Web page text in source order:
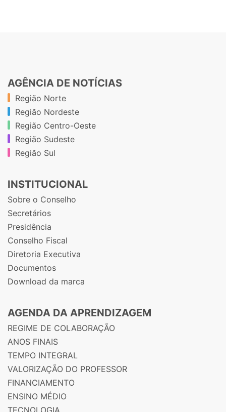
AGÊNCIA DE NOTÍCIAS
Região Norte
Região Nordeste
Região Centro-Oeste
Região Sudeste
Região Sul
INSTITUCIONAL
Sobre o Conselho
Secretários
Presidência
Conselho Fiscal
Diretoria Executiva
Documentos
Download da marca
AGENDA DA APRENDIZAGEM
REGIME DE COLABORAÇÃO
ANOS FINAIS
TEMPO INTEGRAL
VALORIZAÇÃO DO PROFESSOR
FINANCIAMENTO
ENSINO MÉDIO
TECNOLOGIA